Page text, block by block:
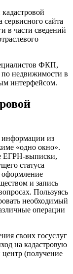
сервисного сайта
в части сведений
ФКП,
по недвижимости в
интерфейсом.
информации из
«одно окно».
ЕГРН-выписки,
статуса
оформление
и запись
Пользуясь
необходимый
операции
своих госуслуг
на кадастровую
(получение